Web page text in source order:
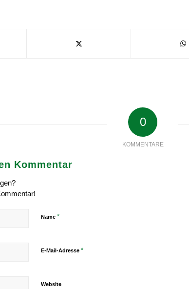
0
KOMMENTARE
Kommentar
Name *
E-Mail-Adresse *
Website